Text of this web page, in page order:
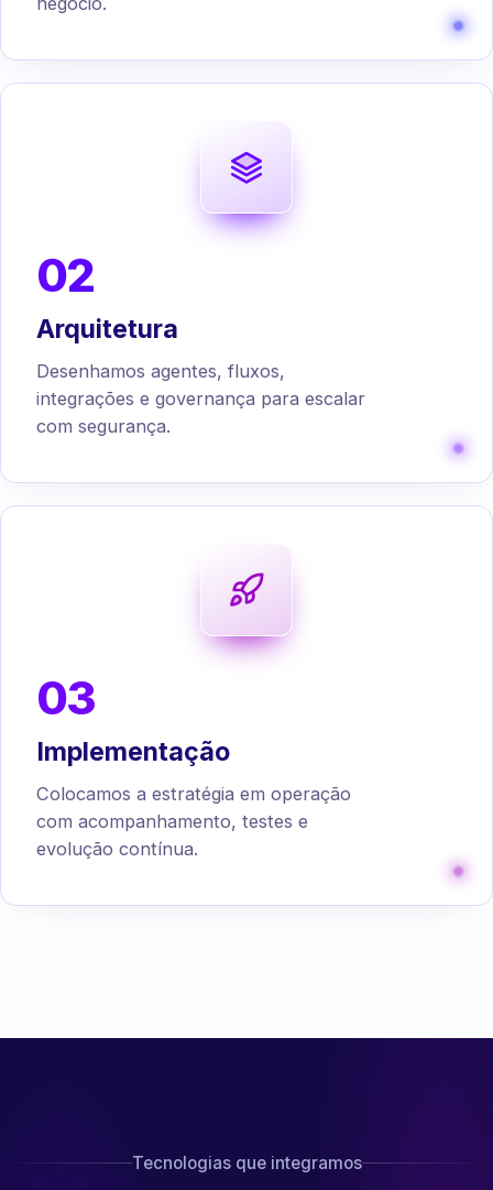
02
Arquitetura
Desenhamos agentes, fluxos,
integrações e governança para escalar
com segurança.
03
Implementação
Colocamos a estratégia em operação
com acompanhamento, testes e
evolução contínua.
Tecnologias que integramos